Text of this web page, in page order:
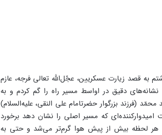
قصد زیارت عسکریین، عجّل‌‌اللَّه تعالى فرجه، عازم
دقیق در اواسط مسیر راه را گم کردم و به
(فرزند بزرگوار حضرتامام على النقى، علیه‌‌السلام)
که مسیر اصلى را نشان دهد برخورد
هر لحظه بیش از پیش هوا گرم‌‌تر مى‌‌شد و حتى به